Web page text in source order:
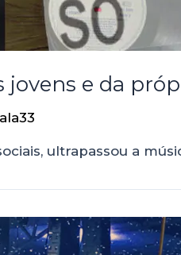
jovens e da
ultrapassou a